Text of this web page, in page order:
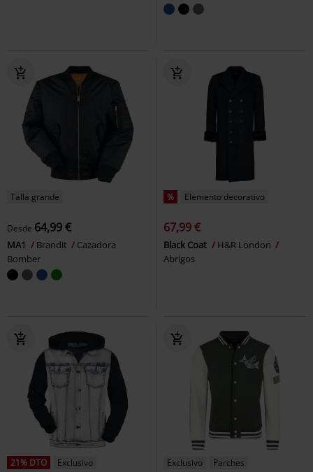
Talla grande
Desde 64,99 €
MA1 Brandit
Cazadora
Bomber
% Elemento decorativo
67,99 €
Black Coat
H&R London
Abrigos
21% DTO
Exclusivo
Exclusivo
Parches